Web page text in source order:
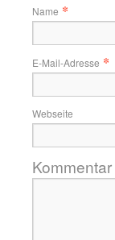
Name *
E-Mail-Adresse *
Webseite
Kommentar